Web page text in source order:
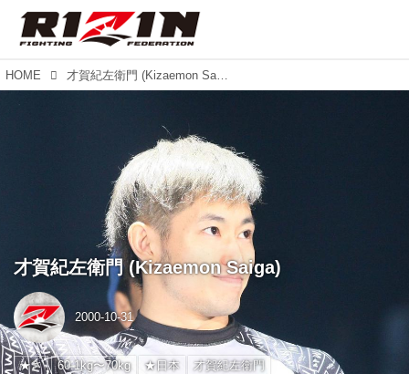
HOME 才賀紀左衛門 (Kizaemon Saiga)
才賀紀左衛門 (Kizaemon Saiga)
2000-10-31
★さ 60.1kg〜70kg ★日本 才賀紀左衛門